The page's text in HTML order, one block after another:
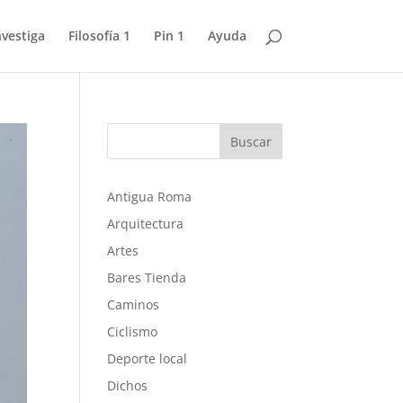
Filosofía 1 Pin 1 Ayuda
Buscar
Antigua Roma
Arquitectura
Artes
Bares Tienda
Caminos
Ciclismo
Deporte local
Dichos